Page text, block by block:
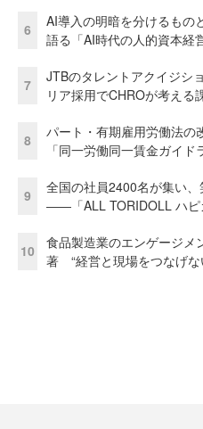
6
AI導入の明暗を分けるもの
語る「AI時代の人的資本経
7
JTBのタレントアクイジシ
リア採用でCHROが考える
8
パート・有期雇用労働法の
「同一労働同一賃金ガイド
9
全国の社員2400名が集い
――「ALL TORIDOLL ハピ
10
食品製造業のエンゲージメ
著 “経営と現場をつなげな